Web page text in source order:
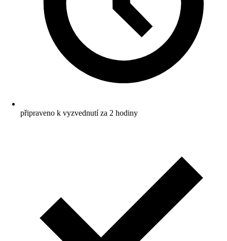
připraveno k vyzvednutí za 2 hodiny